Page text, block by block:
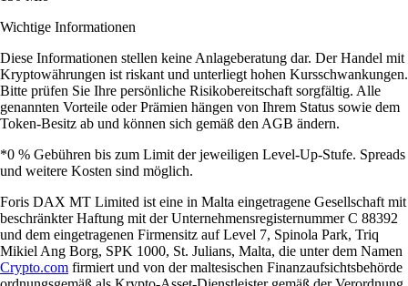
Wichtige Informationen
Diese Informationen stellen keine Anlageberatung dar. Der Handel mit
Kryptowährungen ist riskant und unterliegt hohen Kursschwankungen.
Bitte prüfen Sie Ihre persönliche Risikobereitschaft sorgfältig. Alle
genannten Vorteile oder Prämien hängen von Ihrem Status sowie dem
Token-Besitz ab und können sich gemäß den AGB ändern.
*0 % Gebühren bis zum Limit der jeweiligen Level-Up-Stufe. Spreads
und weitere Kosten sind möglich.
Foris DAX MT Limited ist eine in Malta eingetragene Gesellschaft mit
beschränkter Haftung mit der Unternehmensregisternummer C 88392
und dem eingetragenen Firmensitz auf Level 7, Spinola Park, Triq
Mikiel Ang Borg, SPK 1000, St. Julians, Malta, die unter dem Namen
Crypto.com firmiert und von der maltesischen Finanzaufsichtsbehörde